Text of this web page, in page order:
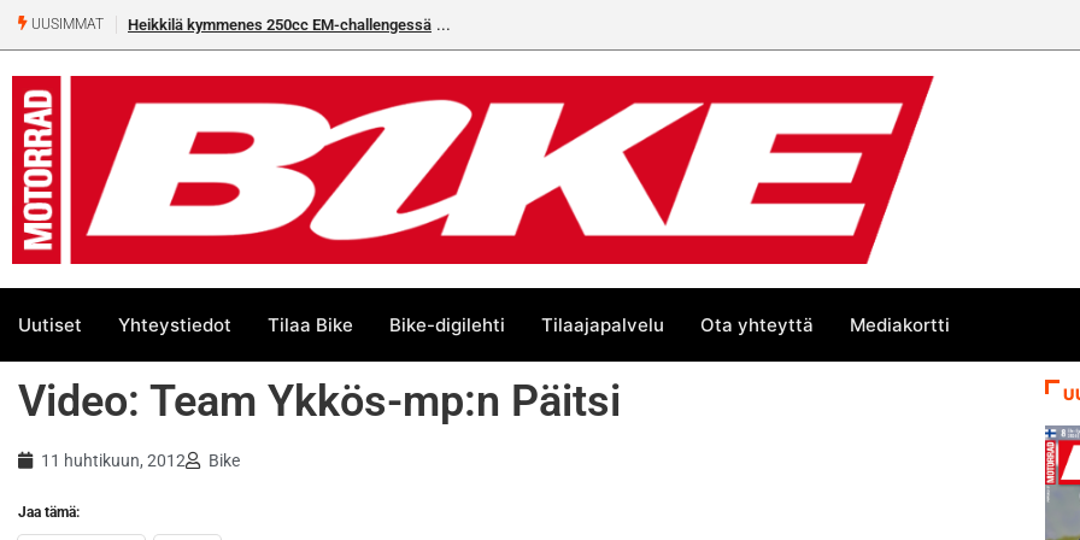
UUSIMMAT Heikkilä kymmenes 250cc EM-challengessä
Uutiset Yhteystiedot Tilaa Bike Bike-digilehti Tilaajapalvelu Ota yhteyttä Mediakortti
Video: Team Ykkös-mp:n Päitsi
11 huhtikuun, 2012 Bike
Jaa tämä: